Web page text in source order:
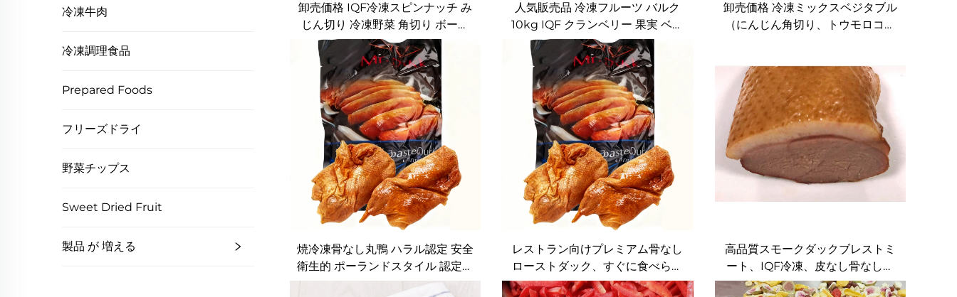
冷凍牛肉
冷凍調理食品
Prepared Foods
フリーズドライ
野菜チップス
Sweet Dried Fruit
製品 が 増える
卸売価格 IQF冷凍スピンナッチ み
じん切り 冷凍野菜 角切り ボール
状 生摘み ハラル認証 良価格
人気販売品 冷凍フルーツ バルク
10kg IQF クランベリー 果実 ベリ
ー 冷凍クランベリー
卸売価格 冷凍ミックスベジタブル
（にんじん角切り、トウモロコシ
焼冷凍骨なし丸鴨 ハラル認定 安全
衛生的 ポーランドスタイル 認定ロ
ーストポーク
レストラン向けプレミアム骨なし
ローストダック、すぐに食べられ
る状態。ホテルや catering サー
高品質スモークダックブレストミ
ート、IQF冷凍、皮なし骨なし、
ホテルケータリング用